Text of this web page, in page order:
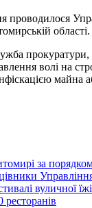
проводилося
області.
прокуратури,
волі на
майна
за
Управління
вуличної
ресторанів